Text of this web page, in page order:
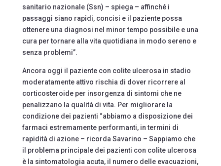
sanitario nazionale (Ssn) – spiega – affinché i
passaggi siano rapidi, concisi e il paziente possa
ottenere una diagnosi nel minor tempo possibile e una
cura per tornare alla vita quotidiana in modo sereno e
senza problemi”.
Ancora oggi il paziente con colite ulcerosa in stadio
moderatamente attivo rischia di dover ricorrere al
corticosteroide per insorgenza di sintomi che ne
penalizzano la qualità di vita. Per migliorare la
condizione dei pazienti “abbiamo a disposizione dei
farmaci estremamente performanti, in termini di
rapidità di azione – ricorda Savarino – Sappiamo che
il problema principale dei pazienti con colite ulcerosa
è la sintomatologia acuta, il numero delle evacuazioni,